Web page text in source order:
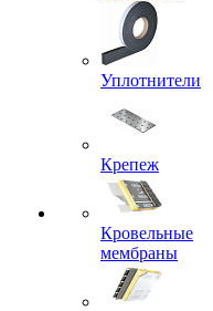
Уплотнители
Крепеж
Кровельные
мембраны